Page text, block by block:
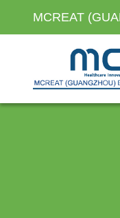
MCREAT